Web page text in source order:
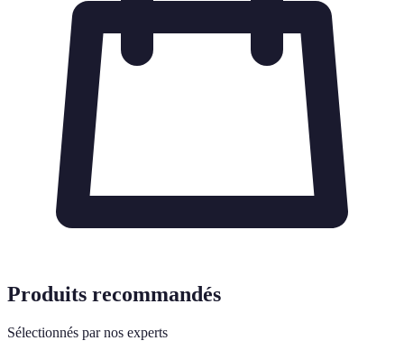
Produits recommandés
Sélectionnés par nos experts